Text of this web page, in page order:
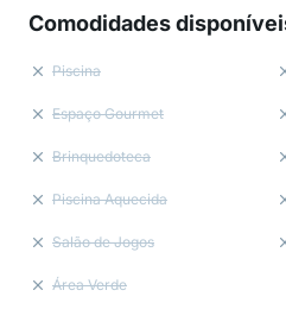
Comodidades
Piscina
Espaço Gourmet
Brinquedoteca
Piscina Aquecida
Salão de Jogos
Área Verde